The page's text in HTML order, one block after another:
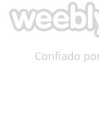
Confiado